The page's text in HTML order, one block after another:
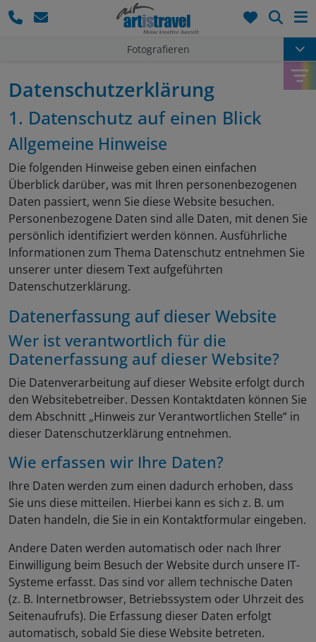
Fotografieren
Datenschutzerklärung
1. Datenschutz auf einen Blick
Allgemeine Hinweise
Die folgenden Hinweise geben einen einfachen
Überblick darüber, was mit Ihren personenbezogenen
Daten passiert, wenn Sie diese Website besuchen.
Personenbezogene Daten sind alle Daten, mit denen Sie
persönlich identifiziert werden können. Ausführliche
Informationen zum Thema Datenschutz entnehmen Sie
unserer unter diesem Text aufgeführten
Datenschutzerklärung.
Datenerfassung auf dieser Website
Wer ist verantwortlich für die
Datenerfassung auf dieser Website?
Die Datenverarbeitung auf dieser Website erfolgt durch
den Websitebetreiber. Dessen Kontaktdaten können Sie
dem Abschnitt „Hinweis zur Verantwortlichen Stelle“ in
dieser Datenschutzerklärung entnehmen.
Wie erfassen wir Ihre Daten?
Ihre Daten werden zum einen dadurch erhoben, dass
Sie uns diese mitteilen. Hierbei kann es sich z. B. um
Daten handeln, die Sie in ein Kontaktformular eingeben.
Andere Daten werden automatisch oder nach Ihrer
Einwilligung beim Besuch der Website durch unsere IT-
Systeme erfasst. Das sind vor allem technische Daten
(z. B. Internetbrowser, Betriebssystem oder Uhrzeit des
Seitenaufrufs). Die Erfassung dieser Daten erfolgt
automatisch, sobald Sie diese Website betreten.